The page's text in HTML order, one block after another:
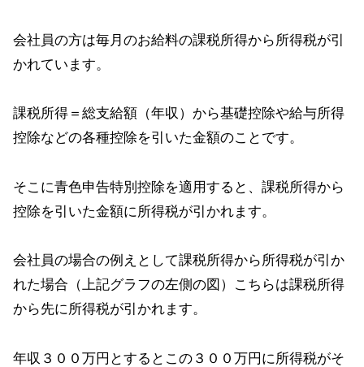
会社員の方は毎月のお給料の課税所得から所得税が引
かれています。
課税所得＝総支給額（年収）から基礎控除や給与所得
控除などの各種控除を引いた金額のことです。
そこに青色申告特別控除を適用すると、課税所得から
控除を引いた金額に所得税が引かれます。
会社員の場合の例えとして課税所得から所得税が引か
れた場合（上記グラフの左側の図）こちらは課税所得
から先に所得税が引かれます。
年収３００万円とするとこの３００万円に所得税がそ